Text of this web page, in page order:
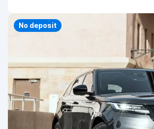
Priority
No deposit